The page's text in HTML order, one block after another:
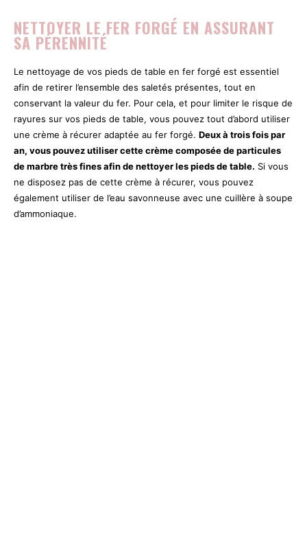
NETTOYER LE FER FORGÉ EN ASSURANT
SA PÉRENNITÉ
Le nettoyage de vos pieds de table en fer forgé est essentiel
afin de retirer l’ensemble des saletés présentes, tout en
conservant la valeur du fer. Pour cela, et pour limiter le risque de
rayures sur vos pieds de table, vous pouvez tout d’abord utiliser
une crème à récurer adaptée au fer forgé. Deux à trois fois par
an, vous pouvez utiliser cette crème composée de particules
de marbre très fines afin de nettoyer les pieds de table. Si vous
ne disposez pas de cette crème à récurer, vous pouvez
également utiliser de l’eau savonneuse avec une cuillère à soupe
d’ammoniaque.